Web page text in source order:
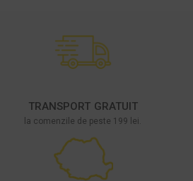
TRANSPORT GRATUIT
la comenzile de peste 199 lei.